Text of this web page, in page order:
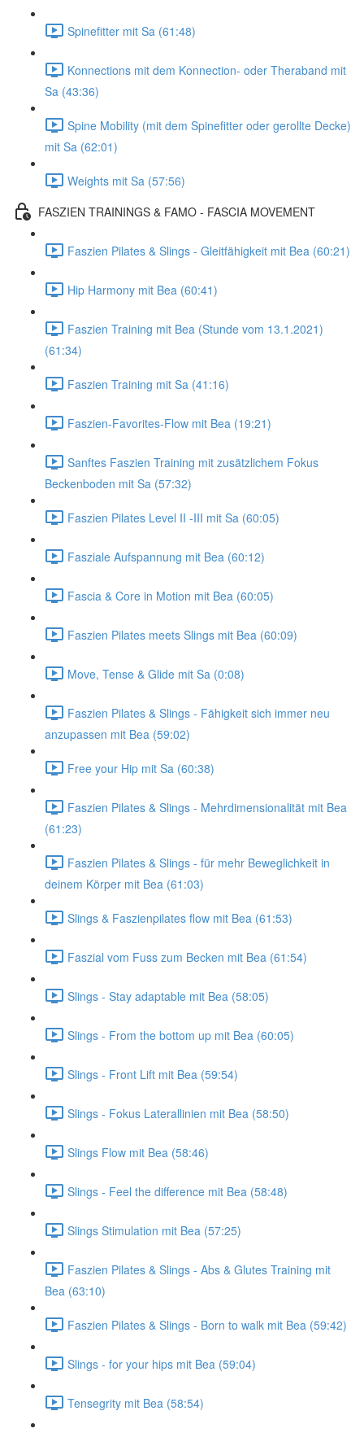
Spinefitter mit Sa (61:48)
Konnections mit dem Konnection- oder Theraband mit
Sa (43:36)
Spine Mobility (mit dem Spinefitter oder gerollte Decke)
mit Sa (62:01)
Weights mit Sa (57:56)
FASZIEN TRAININGS & FAMO - FASCIA MOVEMENT
Faszien Pilates & Slings - Gleitfähigkeit mit Bea (60:21)
Hip Harmony mit Bea (60:41)
Faszien Training mit Bea (Stunde vom 13.1.2021)
(61:34)
Faszien Training mit Sa (41:16)
Faszien-Favorites-Flow mit Bea (19:21)
Sanftes Faszien Training mit zusätzlichem Fokus
Beckenboden mit Sa (57:32)
Faszien Pilates Level II -III mit Sa (60:05)
Fasziale Aufspannung mit Bea (60:12)
Fascia & Core in Motion mit Bea (60:05)
Faszien Pilates meets Slings mit Bea (60:09)
Move, Tense & Glide mit Sa (0:08)
Faszien Pilates & Slings - Fähigkeit sich immer neu
anzupassen mit Bea (59:02)
Free your Hip mit Sa (60:38)
Faszien Pilates & Slings - Mehrdimensionalität mit Bea
(61:23)
Faszien Pilates & Slings - für mehr Beweglichkeit in
deinem Körper mit Bea (61:03)
Slings & Faszienpilates flow mit Bea (61:53)
Faszial vom Fuss zum Becken mit Bea (61:54)
Slings - Stay adaptable mit Bea (58:05)
Slings - From the bottom up mit Bea (60:05)
Slings - Front Lift mit Bea (59:54)
Slings - Fokus Laterallinien mit Bea (58:50)
Slings Flow mit Bea (58:46)
Slings - Feel the difference mit Bea (58:48)
Slings Stimulation mit Bea (57:25)
Faszien Pilates & Slings - Abs & Glutes Training mit
Bea (63:10)
Faszien Pilates & Slings - Born to walk mit Bea (59:42)
Slings - for your hips mit Bea (59:04)
Tensegrity mit Bea (58:54)